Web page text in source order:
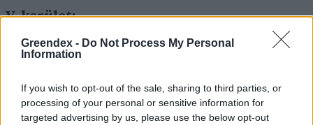
Greendex - Do Not Process My Personal
Information
If you wish to opt-out of the sale, sharing to third parties, or
processing of your personal or sensitive information for
targeted advertising by us, please use the below opt-out
V. kerület:
János utca 10.)